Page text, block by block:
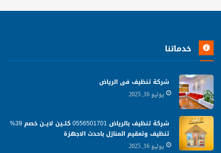
خدماتنا
شركة تنظيف فى الرياض
يوليو 16, 2025
شركة تنظيف بالرياض 0556501701 كلــين لايــن خصم 39%
تنظيف وتعقيم المنازل باحدث الاجهزة
يوليو 16, 2025